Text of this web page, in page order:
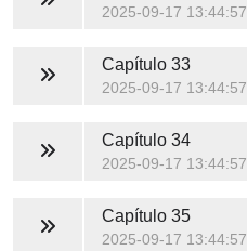
2025-09-17 13:44:57
Capítulo 33
2025-09-17 13:44:57
Capítulo 34
2025-09-17 13:44:57
Capítulo 35
2025-09-17 13:44:57